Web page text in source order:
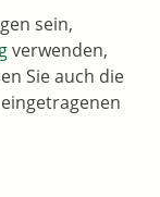
sein,
verwenden,
Sie auch die